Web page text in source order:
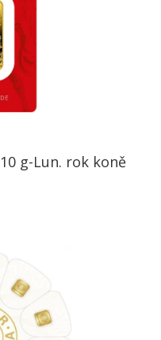
g-Lun. rok koně